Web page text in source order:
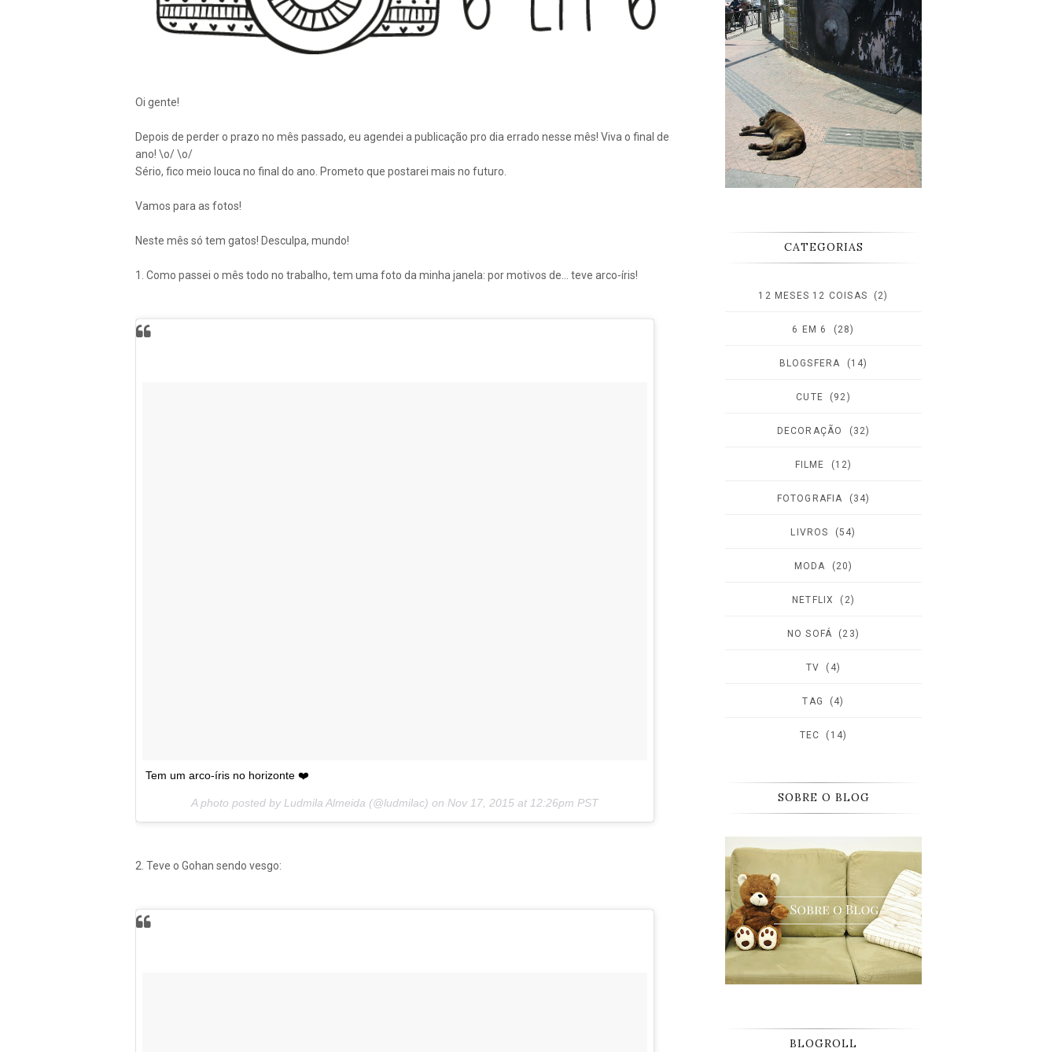
Oi gente!
Depois de perder o prazo no mês passado, eu agendei a publicação pro dia errado nesse mês! Viva o final de
ano! \o/ \o/
Sério, fico meio louca no final do ano. Prometo que postarei mais no futuro.
Vamos para as fotos!
Neste mês só tem gatos! Desculpa, mundo!
1. Como passei o mês todo no trabalho, tem uma foto da minha janela: por motivos de... teve arco-íris!
Tem um arco-íris no horizonte ❤️
A photo posted by Ludmila Almeida (@ludmilac) on Nov 17, 2015 at 12:26pm PST
2. Teve o Gohan sendo vesgo:
CATEGORIAS
12 MESES 12 COISAS (2)
6 EM 6 (28)
BLOGSFERA (14)
CUTE (92)
DECORAÇÃO (32)
FILME (12)
FOTOGRAFIA (34)
LIVROS (54)
MODA (20)
NETFLIX (2)
NO SOFÁ (23)
TV (4)
TAG (4)
TEC (14)
SOBRE O BLOG
BLOGROLL